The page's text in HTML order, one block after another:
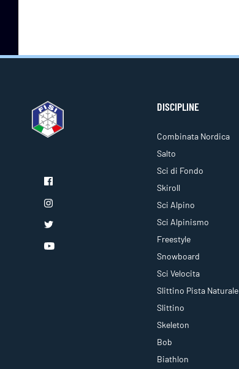
DISCIPLINE
Combinata Nordica
Salto
Sci di Fondo
Skiroll
Sci Alpino
Sci Alpinismo
Freestyle
Snowboard
Sci Velocita
Slittino Pista Naturale
Slittino
Skeleton
Bob
Biathlon